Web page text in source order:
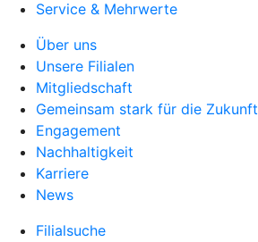
Service & Mehrwerte
Über uns
Unsere Filialen
Mitgliedschaft
Gemeinsam stark für die Zukunft
Engagement
Nachhaltigkeit
Karriere
News
Filialsuche